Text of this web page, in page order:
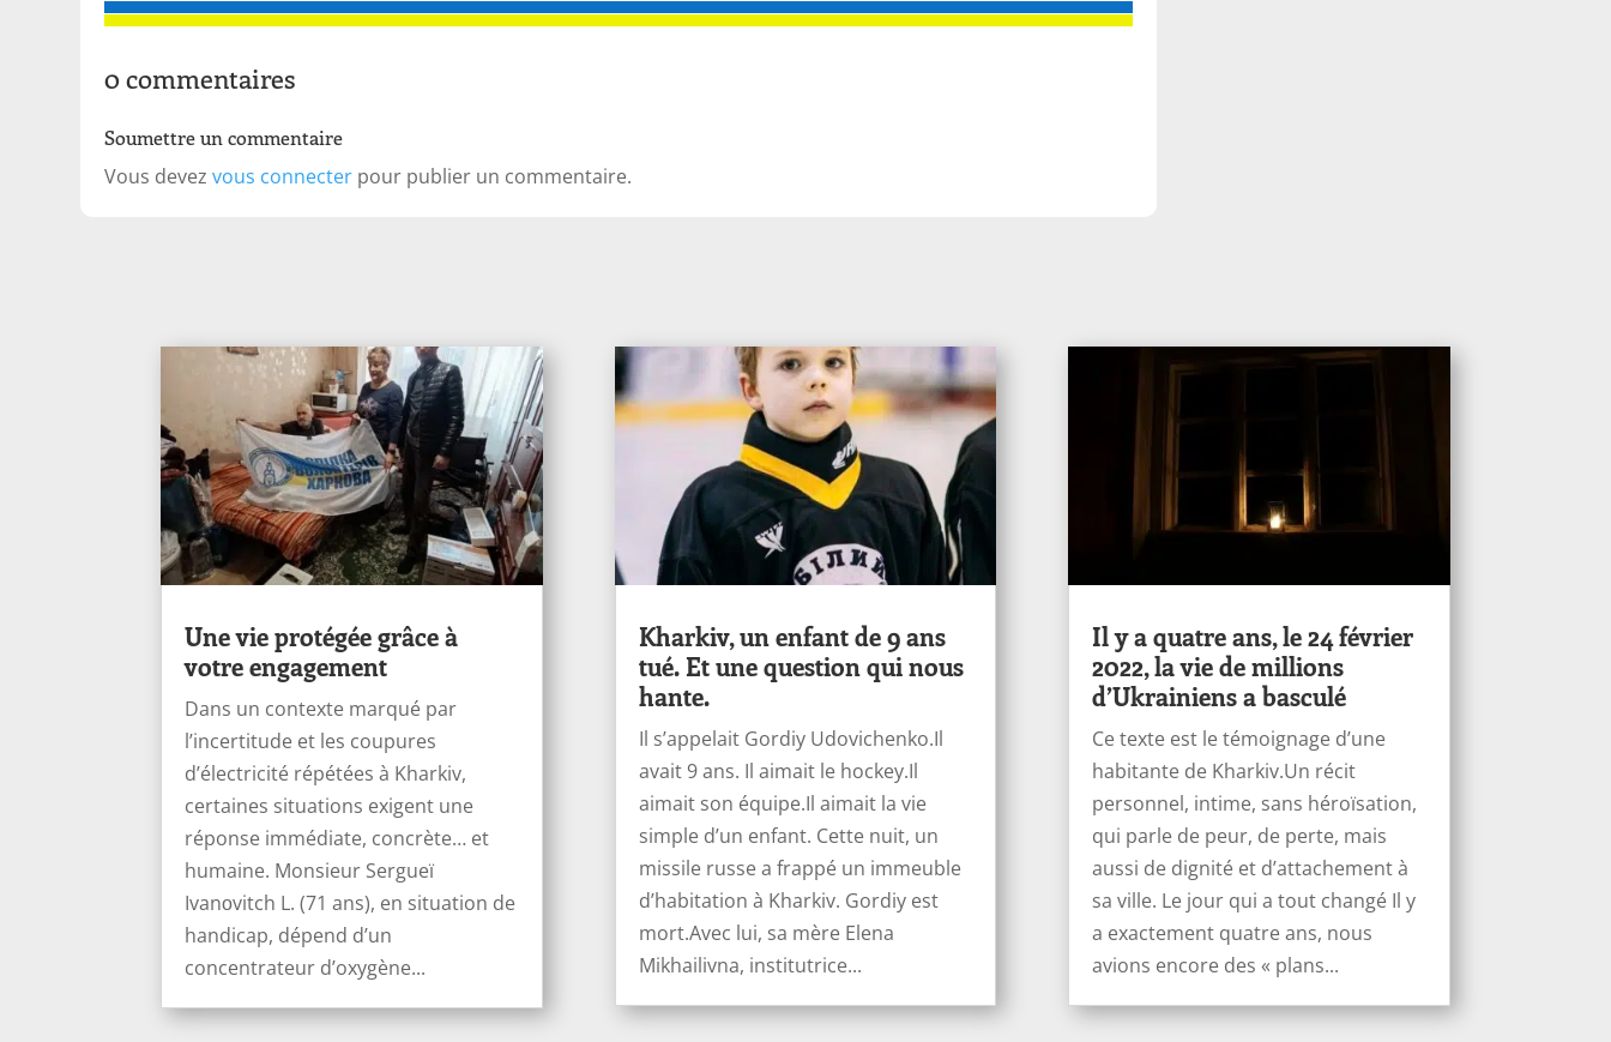
0 commentaires
Soumettre un commentaire
Vous devezvous connecter pour publier un commentaire.
Une vie protégée grâce à
votre engagement
Dans un contexte marqué par
l’incertitude et les coupures
d’électricité répétées à Kharkiv,
certaines situations exigent une
réponse immédiate, concrète… et
humaine. Monsieur Sergueï
Ivanоvitch L. (71 ans), en situation de
handicap, dépend d’un
concentrateur d’oxygène...
Kharkiv, un enfant de 9 ans
tué. Et une question qui nous
hante.
Il s’appelait Gordiy Udovichenko.Il
avait 9 ans. Il aimait le hockey.Il
aimait son équipe.Il aimait la vie
simple d’un enfant. Cette nuit, un
missile russe a frappé un immeuble
d’habitation à Kharkiv. Gordiy est
mort.Avec lui, sa mère Elena
Mikhailivna, institutrice...
Il y a quatre ans, le 24 février
2022, la vie de millions
d’Ukrainiens a basculé
Ce texte est le témoignage d’une
habitante de Kharkiv.Un récit
personnel, intime, sans héroïsation,
qui parle de peur, de perte, mais
aussi de dignité et d’attachement à
sa ville. Le jour qui a tout changé Il y
a exactement quatre ans, nous
avions encore des « plans...